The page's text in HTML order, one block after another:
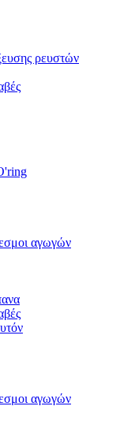
ρευστών
αγωγών
αγωγών